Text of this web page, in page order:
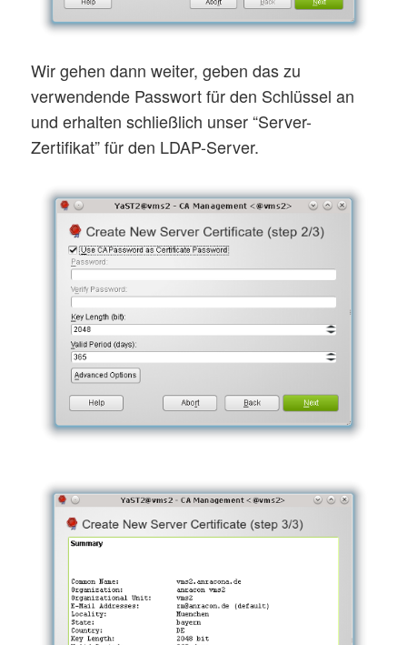
Wir gehen dann weiter, geben das zu
verwendende Passwort für den Schlüssel an
und erhalten schließlich unser “Server-
Zertifikat” für den LDAP-Server.